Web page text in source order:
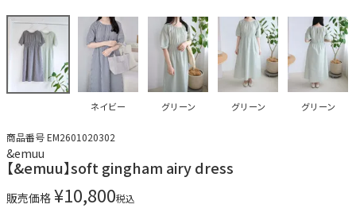
ネイビー グリーン グリーン グリーン
商品番号EM2601020302
&emuu
【&emuu】soft gingham airy dress
販売価格 ¥10,800税込